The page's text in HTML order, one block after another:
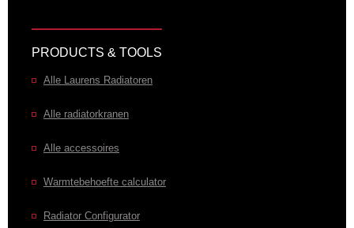
PRODUCTS & TOOLS
Alle Laurens Radiatoren
Alle radiatorkranen
Alle accessoires
Warmtebehoefte calculator
Radiator Configurator